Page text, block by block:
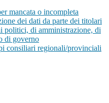
mancata o incompleta
dei dati da parte dei titolari
politici, di amministrazione, di
di governo
consiliari regionali/provinciali